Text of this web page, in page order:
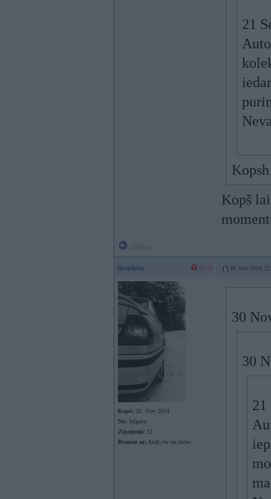
21
Kopš
dambits 30. Nov 2014,
Kopš: 20. Nov 2014
No: Jelgava
Ziņojumi: 12
Braucu ar: Audi,vw un bmw
30
30
21